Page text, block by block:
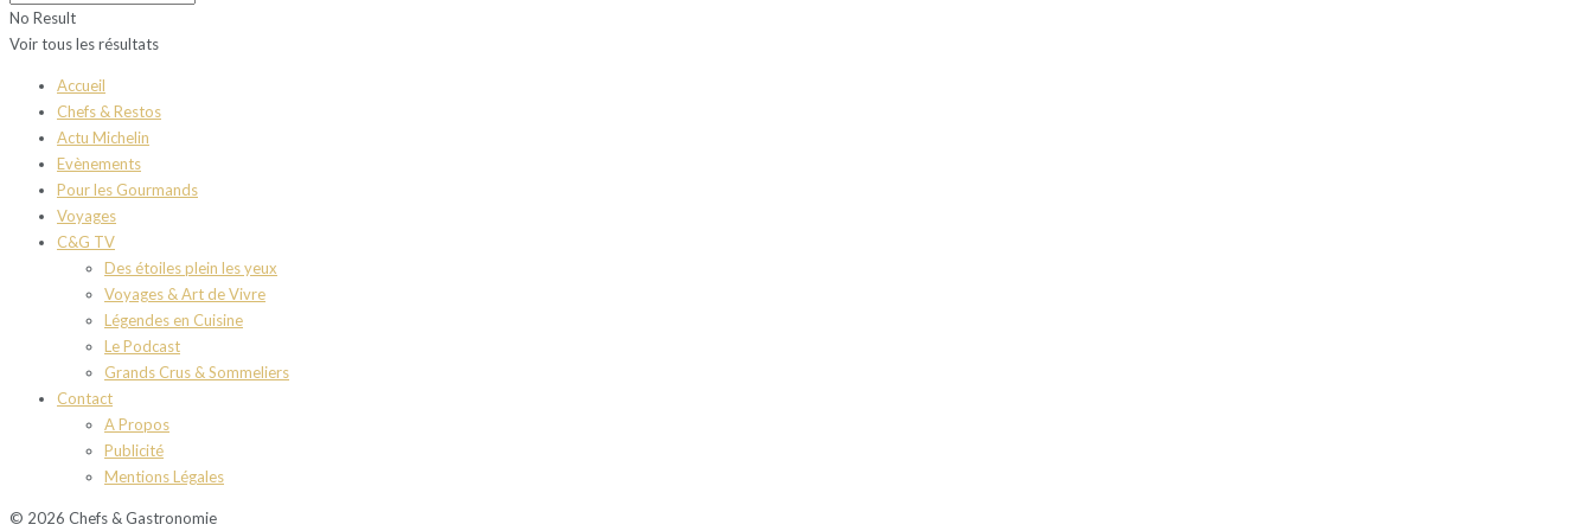
No Result
Voir tous les résultats
Accueil
Chefs & Restos
Actu Michelin
Evènements
Pour les Gourmands
Voyages
C&G TV
Des étoiles plein les yeux
Voyages & Art de Vivre
Légendes en Cuisine
Le Podcast
Grands Crus & Sommeliers
Contact
A Propos
Publicité
Mentions Légales
© 2026 Chefs & Gastronomie